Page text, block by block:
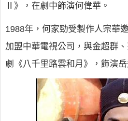
Ⅱ》，在劇中飾演何偉華。
1988年，何家勁受製作人宗華
加盟中華電視公司，與金超群
劇《八千里路雲和月》，飾演岳